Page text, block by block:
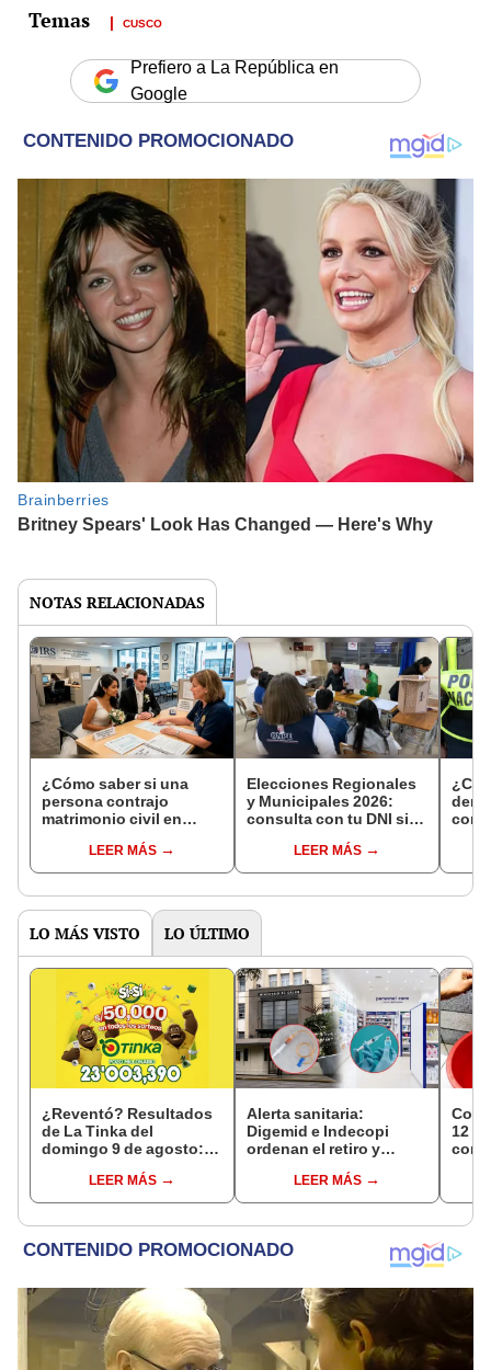
CUSCO
Prefiero a La República en
Google
NOTAS RELACIONADAS
¿Cómo saber si una
persona contrajo
matrimonio civil en
LEER MÁS
Elecciones Regionales
y Municipales 2026:
consulta con tu DNI si
de mesa para este 4 de
octubre en el link oficial
LEER MÁS
con
LO MÁS VISTO LO ÚLTIMO
¿Reventó? Resultados
de La Tinka del
domingo 9 de agosto:
premios del Pozo
Millonario, boliyapa,
LEER MÁS
Alerta sanitaria:
Digemid e Indecopi
ordenan el retiro y
productos médicos
contra el cáncer por
LEER MÁS
12